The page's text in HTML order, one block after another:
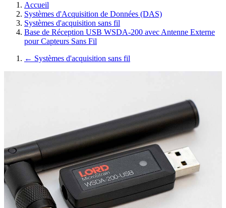
Accueil
Systèmes d'Acquisition de Données (DAS)
Systèmes d'acquisition sans fil
Base de Réception USB WSDA-200 avec Antenne Externe
pour Capteurs Sans Fil
← Systèmes d'acquisition sans fil